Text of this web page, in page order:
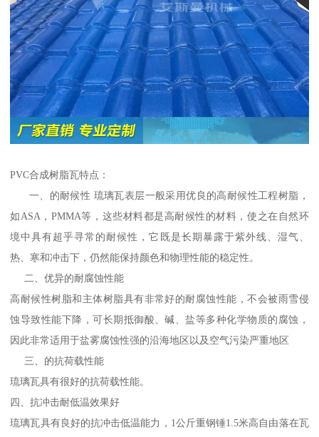
PVC合成树脂瓦特点：
一、的耐候性 琉璃瓦表层一般采用优良的高耐候性工程树脂，
如ASA，PMMA等，这些材料都是高耐候性的材料，使之在自然环
境中具有超乎寻常的耐候性，它既是长期暴露于紫外线、湿气、
热、寒和冲击下，仍然能保持颜色和物理性能的稳定性。
二、优异的耐腐蚀性能
高耐候性树脂和主体树脂具有非常好的耐腐蚀性能，不会被雨雪侵
蚀导致性能下降，可长期抵御酸、碱、盐等多种化学物质的腐蚀，
因此非常适用于盐雾腐蚀性强的沿海地区以及空气污染严重地区
三、的抗荷载性能
琉璃瓦具有很好的抗荷载性能。
四、抗冲击耐低温效果好
琉璃瓦具有良好的抗冲击低温能力，1公斤重钢锤1.5米高自由落在瓦